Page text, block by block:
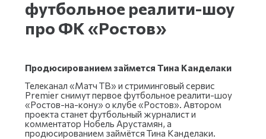
футбольное реалити-шоу
про ФК «Ростов»
Продюсированием займется Тина Канделаки
Телеканал «Матч ТВ» и стриминговый сервис
Premier снимут первое футбольное реалити-шоу
«Ростов-на-кону» о клубе «Ростов». Автором
проекта станет футбольный журналист и
комментатор Нобель Арустамян, а
продюсированием займётся Тина Канделаки.